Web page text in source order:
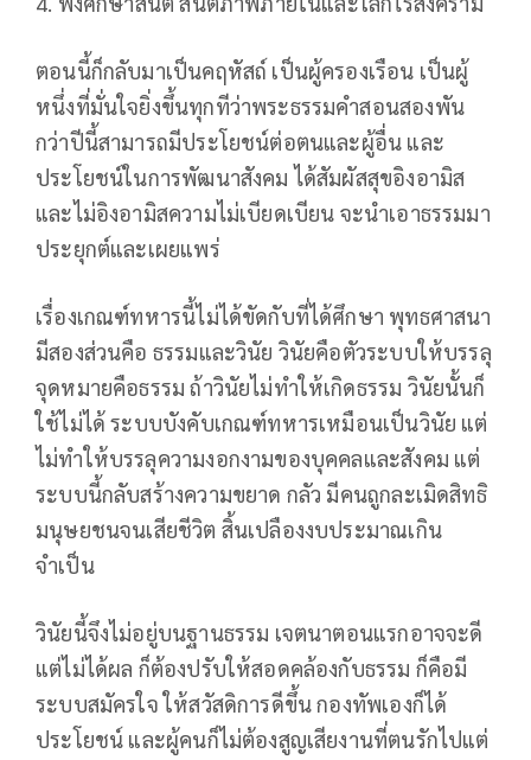
ตอนนี้ก็กลับมาเป็นคฤหัสถ์ เป็นผู้ครองเรือน เป็นผู้
หนึ่งที่มั่นใจยิ่งขึ้นทุกทีว่าพระธรรมคำสอนสองพัน
กว่าปีนี้สามารถมีประโยชน์ต่อตนและผู้อื่น และ
ประโยชน์ในการพัฒนาสังคม ได้สัมผัสสุขอิงอามิส
และไม่อิงอามิสความไม่เบียดเบียน จะนำเอาธรรมมา
ประยุกต์และเผยแพร่
เรื่องเกณฑ์ทหารนี้ไม่ได้ขัดกับที่ได้ศึกษา พุทธศาสนา
มีสองส่วนคือ ธรรมและวินัย วินัยคือตัวระบบให้บรรลุ
จุดหมายคือธรรม ถ้าวินัยไม่ทำให้เกิดธรรม วินัยนั้นก็
ใช้ไม่ได้ ระบบบังคับเกณฑ์ทหารเหมือนเป็นวินัย แต่
ไม่ทำให้บรรลุความงอกงามของบุคคลและสังคม แต่
ระบบนี้กลับสร้างความขยาด กลัว มีคนถูกละเมิดสิทธิ
มนุษยชนจนเสียชีวิต สิ้นเปลืองงบประมาณเกิน
จำเป็น
วินัยนี้จึงไม่อยู่บนฐานธรรม เจตนาตอนแรกอาจจะดี
แต่ไม่ได้ผล ก็ต้องปรับให้สอดคล้องกับธรรม ก็คือมี
ระบบสมัครใจ ให้สวัสดิการดีขึ้น กองทัพเองก็ได้
ประโยชน์ และผู้คนก็ไม่ต้องสูญเสียงานที่ตนรักไปแต่